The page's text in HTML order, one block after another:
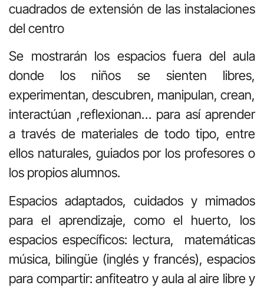
cuadrados de extensión de las instalaciones
del centro
Se mostrarán los espacios fuera del aula
donde los niños se sienten libres,
experimentan, descubren, manipulan, crean,
interactúan ,reflexionan… para así aprender
a través de materiales de todo tipo, entre
ellos naturales, guiados por los profesores o
los propios alumnos.
Espacios adaptados, cuidados y mimados
para el aprendizaje, como el huerto, los
espacios específicos: lectura, matemáticas
música, bilingüe (inglés y francés), espacios
para compartir: anfiteatro y aula al aire libre y